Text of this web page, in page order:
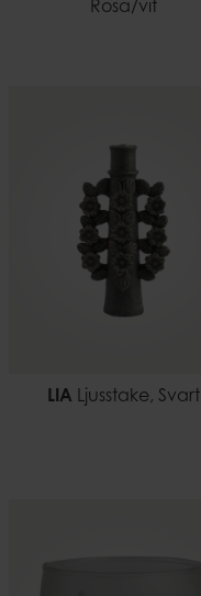
Rosa/vit
LIA Ljusstake, Svart